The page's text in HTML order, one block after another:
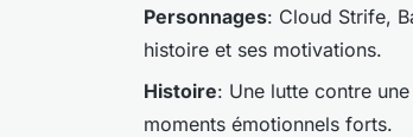
Personnages: Cloud Strife,
histoire et ses motivations.
Histoire: Une lutte contre
moments émotionnels forts.